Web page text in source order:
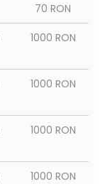
70 RON
1000 RON
1000 RON
1000 RON
1000 RON